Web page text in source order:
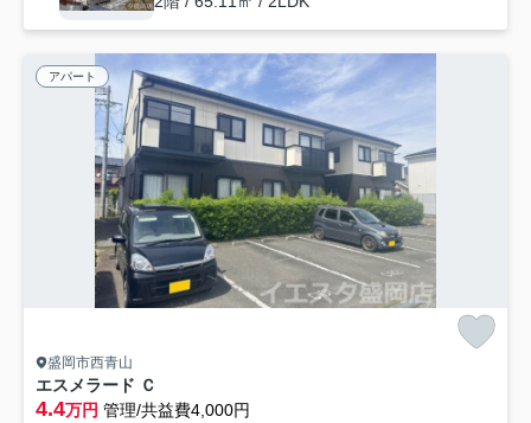
アパート
盛岡市西青山
エスメラード Ｃ
4.4万円 管理/共益費4,000円